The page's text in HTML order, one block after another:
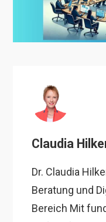
Claudia
Dr. Claudia
Beratung und
Bereich Mit